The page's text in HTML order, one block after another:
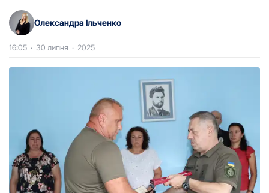
Олександра Ільченко
16:05 · 30 липня · 2025